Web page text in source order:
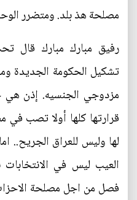
مصلحة هذ بلد. ومتضرر
رفيق مبارك مبارك قال
تشكيل الحكومة الجديدة
مزدوجي الجنسيه. إذن
قرارتها كلها أولا تصب
العيب ليس في
فصل من اجل مصلحة